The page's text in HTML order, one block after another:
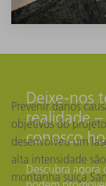
Prevenir danos
objetivos do
desenvolveu um
alta intensidade
montanha suíça
Deixe-nos
realidade
conosco
Descubra agora